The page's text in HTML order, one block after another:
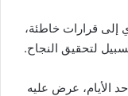
إلى قرارات خاطئة،
لتحقيق النجاح.
الأيام، عرض عليه